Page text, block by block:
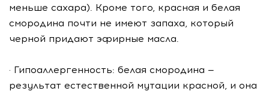
меньше сахара). Кроме того, красная и белая
смородина почти не имеют запаха, который
черной придают эфирные масла.
· Гипоаллергенность: белая смородина —
результат естественной мутации красной, и она